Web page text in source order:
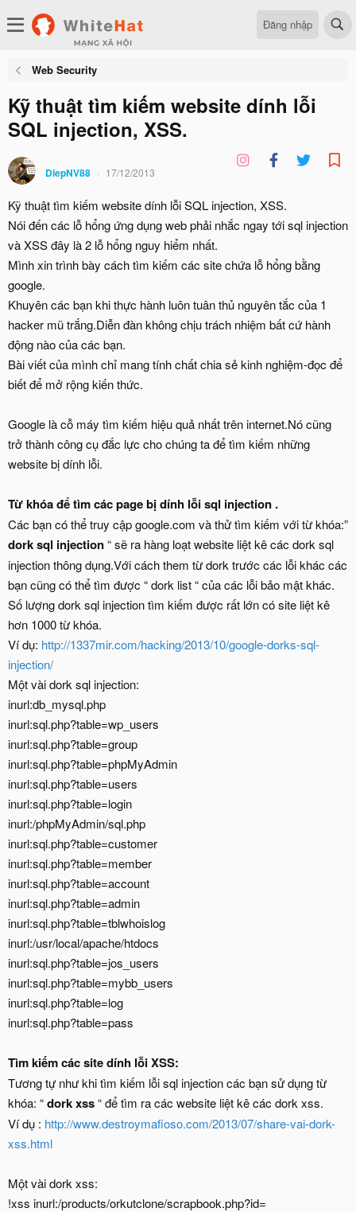
Đăng nhập
Web Security
Kỹ thuật tìm kiếm website dính lỗi
SQL injection, XSS.
DiepNV88 17/12/2013
Kỹ thuật tìm kiếm website dính lỗi SQL injection, XSS.
Nói đến các lỗ hổng ứng dụng web phải nhắc ngay tới sql injection
và XSS đây là 2 lỗ hổng nguy hiểm nhất.
Mình xin trình bày cách tìm kiếm các site chứa lỗ hổng bằng
google.
Khuyên các bạn khi thực hành luôn tuân thủ nguyên tắc của 1
hacker mũ trắng.Diễn đàn không chịu trách nhiệm bất cứ hành
động nào của các bạn.
Bài viết của mình chỉ mang tính chất chia sẻ kinh nghiệm-đọc để
biết để mở rộng kiến thức.
Google là cỗ máy tìm kiếm hiệu quả nhất trên internet.Nó cũng
trở thành công cụ đắc lực cho chúng ta để tìm kiếm những
website bị dính lỗi.
Từ khóa để tìm các page bị dính lỗi sql injection .
Các bạn có thể truy cập google.com và thử tìm kiếm với từ khóa:”
dork sql injection“ sẽ ra hàng loạt website liệt kê các dork sql
injection thông dụng.Với cách them từ dork trước các lỗi khác các
bạn cũng có thể tìm được “ dork list “ của các lỗi bảo mật khác.
Số lượng dork sql injection tìm kiếm được rất lớn có site liệt kê
hơn 1000 từ khóa.
Ví dụ: http://1337mir.com/hacking/2013/10/google-dorks-sql-
injection/
Một vài dork sql injection:
inurl:db_mysql.php
inurl:sql.php?table=wp_users
inurl:sql.php?table=group
inurl:sql.php?table=phpMyAdmin
inurl:sql.php?table=users
inurl:sql.php?table=login
inurl:/phpMyAdmin/sql.php
inurl:sql.php?table=customer
inurl:sql.php?table=member
inurl:sql.php?table=account
inurl:sql.php?table=admin
inurl:sql.php?table=tblwhoislog
inurl:/usr/local/apache/htdocs
inurl:sql.php?table=jos_users
inurl:sql.php?table=mybb_users
inurl:sql.php?table=log
inurl:sql.php?table=pass
Tìm kiếm các site dính lỗi XSS:
Tương tự như khi tìm kiếm lỗi sql injection các bạn sử dụng từ
khóa: “dork xss“ để tìm ra các website liệt kê các dork xss.
Ví dụ : http://www.destroymafioso.com/2013/07/share-vai-dork-
xss.html
Một vài dork xss:
!xss inurl:/products/orkutclone/scrapbook.php?id=